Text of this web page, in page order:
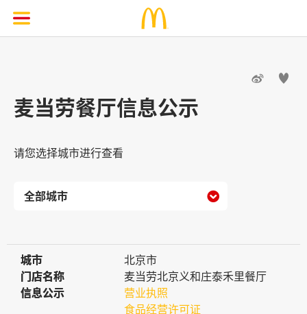
 
麦当劳餐厅信息公示
请您选择城市进行查看

城市
城市
北京市
门店名称
门店名称
麦当劳北京义和庄泰禾里餐厅
信息公示
信息公示
营业执照
食品经营许可证